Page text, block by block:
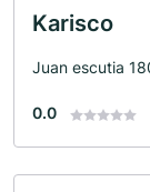
Karisco
Juan escutia
0.0